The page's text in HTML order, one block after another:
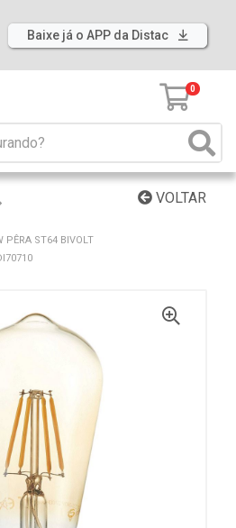
Baixe já o APP da Distac
0
VOLTAR
PÊRA ST64 BIVOLT